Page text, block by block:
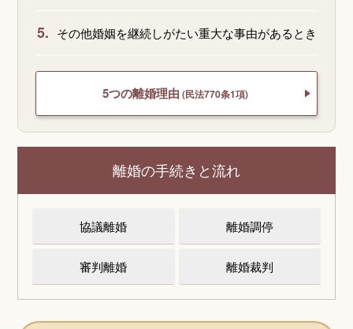
5. その他婚姻を継続しがたい重大な事由があるとき
5つの離婚理由 (民法770条1項)
離婚の手続きと流れ
協議離婚 離婚調停
審判離婚 離婚裁判